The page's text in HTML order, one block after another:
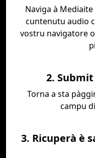
Naviga à
cuntenutu audio
vostru navigatore
2. Submit
Torna a sta
campu
3. Ricuperà è